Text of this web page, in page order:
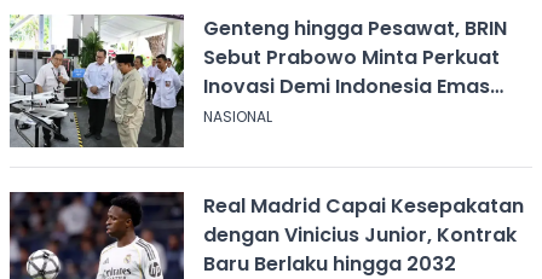
Genteng hingga Pesawat, BRIN
Sebut Prabowo Minta Perkuat
Inovasi Demi Indonesia Emas
2045
NASIONAL
Real Madrid Capai Kesepakatan
dengan Vinicius Junior, Kontrak
Baru Berlaku hingga 2032